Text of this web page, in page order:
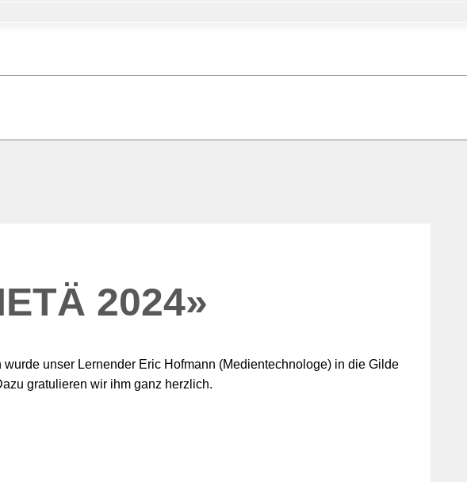
2024»
unser Lernender Eric Hofmann (Medientechnologe) in die Gilde
gratulieren wir ihm ganz herzlich.